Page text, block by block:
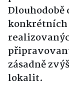
konkrétních
zásadně
lokalit.